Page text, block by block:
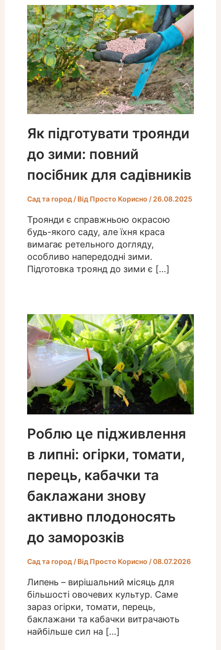
Як підготувати троянди
до зими: повний
посібник для садівників
Сад та город/ Від Просто Корисно / 26.08.2025
Троянди є справжньою окрасою
будь-якого саду, але їхня краса
вимагає ретельного догляду,
особливо напередодні зими.
Підготовка троянд до зими є […]
Роблю це підживлення
в липні: огірки, томати,
перець, кабачки та
баклажани знову
активно плодоносять
до заморозків
Сад та город/ Від Просто Корисно /08.07.2026
Липень – вирішальний місяць для
більшості овочевих культур. Саме
зараз огірки, томати, перець,
баклажани та кабачки витрачають
найбільше сил на […]